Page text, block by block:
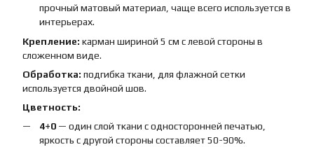
прочный матовый материал, чаще всего используется в
интерьерах.
Крепление: карман шириной 5 см с левой стороны в
сложенном виде.
Обработка: подгибка ткани, для флажной сетки
используется двойной шов.
Цветность:
4+0 — один слой ткани с односторонней печатью,
яркость с другой стороны составляет 50-90%.